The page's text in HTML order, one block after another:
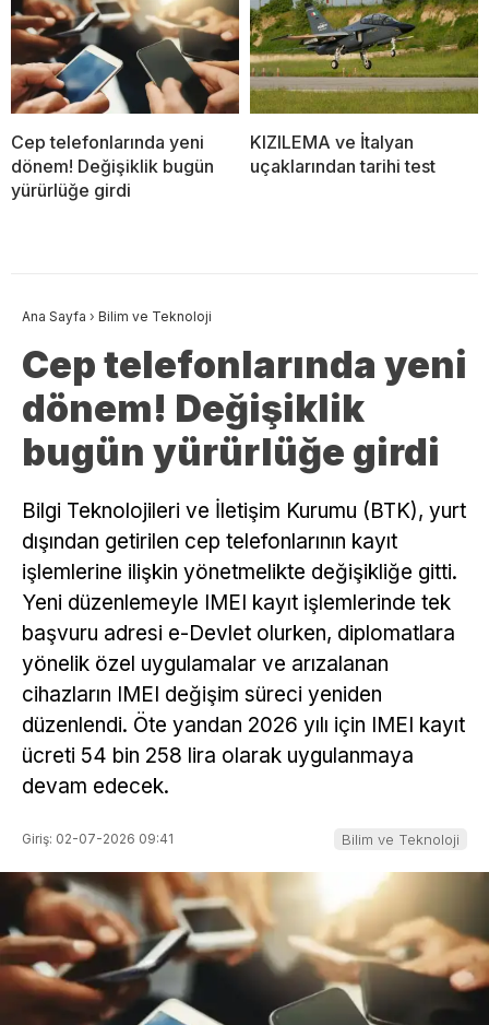
Cep telefonlarında yeni
dönem! Değişiklik bugün
yürürlüğe girdi
KIZILEMA ve İtalyan
uçaklarından tarihi test
Ana Sayfa › Bilim ve Teknoloji
Cep telefonlarında yeni
dönem! Değişiklik
bugün yürürlüğe girdi
Bilgi Teknolojileri ve İletişim Kurumu (BTK), yurt
dışından getirilen cep telefonlarının kayıt
işlemlerine ilişkin yönetmelikte değişikliğe gitti.
Yeni düzenlemeyle IMEI kayıt işlemlerinde tek
başvuru adresi e-Devlet olurken, diplomatlara
yönelik özel uygulamalar ve arızalanan
cihazların IMEI değişim süreci yeniden
düzenlendi. Öte yandan 2026 yılı için IMEI kayıt
ücreti 54 bin 258 lira olarak uygulanmaya
devam edecek.
Giriş: 02-07-2026 09:41 Bilim ve Teknoloji